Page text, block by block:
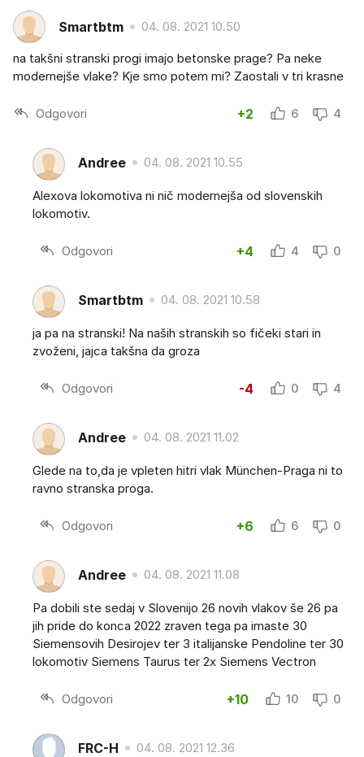
Smartbtm 04. 08. 2021 10.50
na takšni stranski progi imajo betonske prage? Pa neke
modernejše vlake? Kje smo potem mi? Zaostali v tri krasne
Odgovori +2 6 4
Andree 04. 08. 2021 10.55
Alexova lokomotiva ni nič modernejša od slovenskih
lokomotiv.
Odgovori +4 4 0
Smartbtm 04. 08. 2021 10.58
ja pa na stranski! Na naših stranskih so fičeki stari in
zvoženi, jajca takšna da groza
Odgovori -4 0 4
Andree 04. 08. 2021 11.02
Glede na to,da je vpleten hitri vlak München-Praga ni to
ravno stranska proga.
Odgovori +6 6 0
Andree 04. 08. 2021 11.08
Pa dobili ste sedaj v Slovenijo 26 novih vlakov še 26 pa
jih pride do konca 2022 zraven tega pa imaste 30
Siemensovih Desirojev ter 3 italijanske Pendoline ter 30
lokomotiv Siemens Taurus ter 2x Siemens Vectron
Odgovori +10 10 0
FRC-H 04. 08. 2021 12.36